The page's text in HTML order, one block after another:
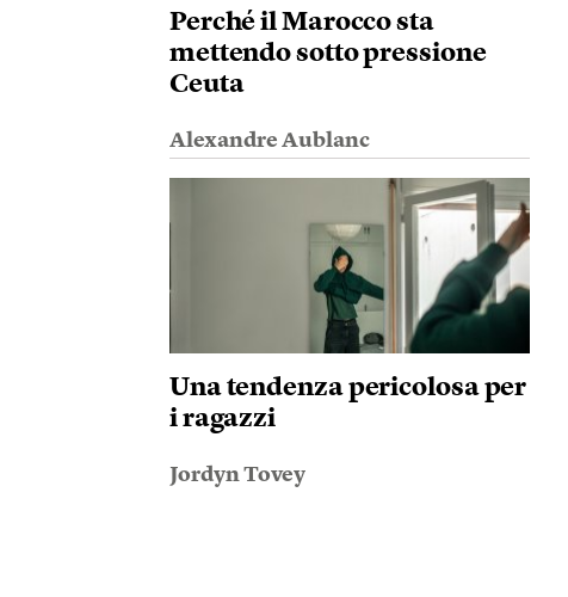
Perché il Marocco sta
mettendo sotto pressione
Ceuta
Alexandre Aublanc
Una tendenza pericolosa per
i ragazzi
Jordyn Tovey